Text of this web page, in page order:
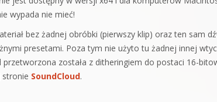
wypada nie mieć!
bez żadnej obróbki (pierwszy klip) oraz ten sam
presetami. Poza tym nie użyto tu żadnej innej
została z ditheringiem do postaci 16-
stronie SoundCloud.